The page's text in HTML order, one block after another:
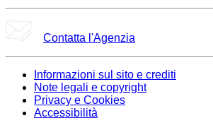
Contatta l'Agenzia
Informazioni sul sito e crediti
Note legali e copyright
Privacy e Cookies
Accessibilità